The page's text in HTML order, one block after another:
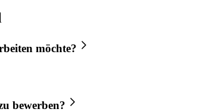
möchte?
bewerben?